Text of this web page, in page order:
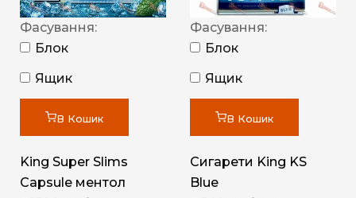
Фасування:
Блок
Ящик
В Кошик
King Super Slims
Capsule ментол
Фасування:
Блок
Ящик
В Кошик
Сигарети King KS
Blue